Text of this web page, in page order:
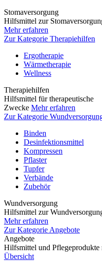
Stomaversorgung
Hilfsmittel zur
Mehr erfahren
Zur Kategorie Therapiehilfen
Ergotherapie
Wärmetherapie
Wellness
Therapiehilfen
Hilfsmittel für therapeutische
Zwecke Mehr erfahren
Zur Kategorie
Binden
Desinfektionsmittel
Kompressen
Pflaster
Tupfer
Verbände
Zubehör
Wundversorgung
Hilfsmittel zur
Mehr erfahren
Zur Kategorie Angebote
Angebote
Hilfsmittel und Pflegeprodukte
Übersicht